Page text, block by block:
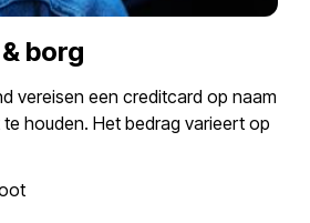
borg
vereisen een creditcard op naam
houden. Het bedrag varieert op